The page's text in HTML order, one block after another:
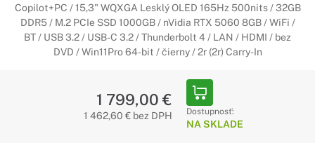
S grafickou kartou Nvidia RTX Vám už nič nestojí v ceste.
Vyskúšajte obrovský výkon herných grafických kárt Nvidia
RTX.
Herné notebooky Lenovo s displejom
Dokonale plynulé zobrazenie bez sekania
Copilot+PC / 15,3" WQXGA Lesklý OLED 165Hz 500nits / 32GB
DDR5 / M.2 PCIe SSD 1000GB / nVidia RTX 5060 8GB / WiFi /
BT / USB 3.2 / USB-C 3.2 / Thunderbolt 4 / LAN / HDMI / bez
DVD / Win11Pro 64-bit / čierny / 2r (2r) Carry-In
1 799,00 €
1 462,60 € bez DPH Dostupnosť:
NA SKLADE